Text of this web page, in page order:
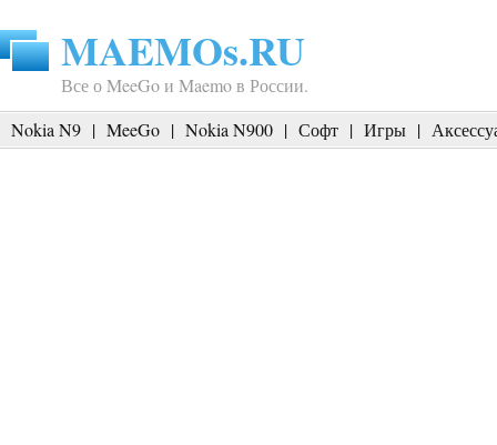
MAEMOs.RU
Все о MeeGo и Maemo в России.
Nokia N9 | MeeGo | Nokia N900 | Софт | Игры |